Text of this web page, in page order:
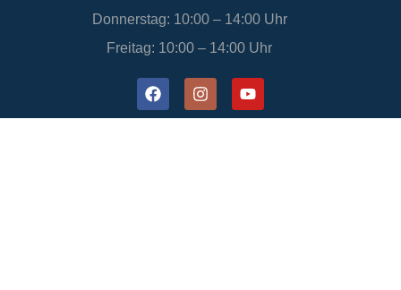
Donnerstag: 10:00 – 14:00 Uhr
Freitag: 10:00 – 14:00 Uhr